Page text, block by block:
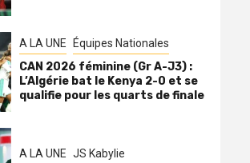
A LA UNE Équipes Nationales
CAN 2026 féminine (Gr A-J3) :
L’Algérie bat le Kenya 2-0 et se
qualifie pour les quarts de finale
A LA UNE JS Kabylie